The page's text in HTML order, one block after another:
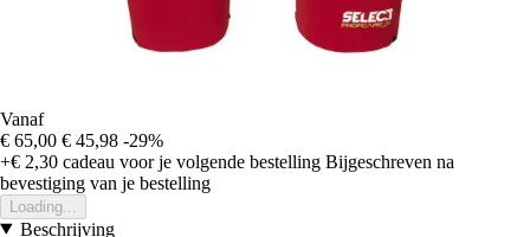
Vanaf
€ 65,00 € 45,98 -29%
+€ 2,30 cadeau voor je volgende bestelling Bijgeschreven na
bevestiging van je bestelling
Loading...
Beschrijving